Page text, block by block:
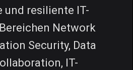
und resiliente IT-
Network
Security, Data
IT-